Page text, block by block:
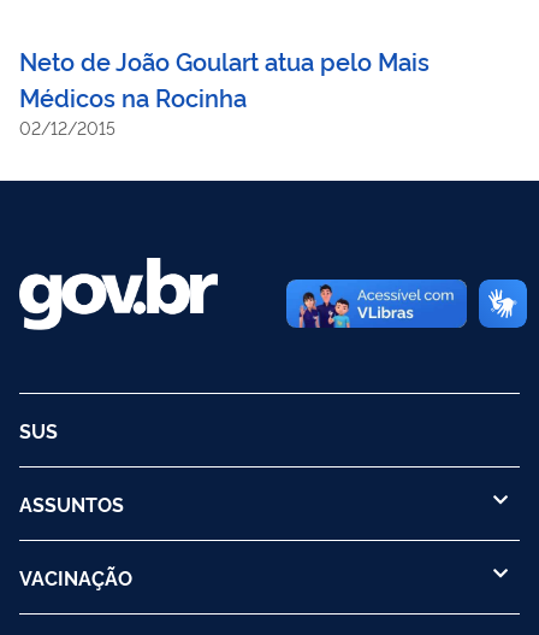
Neto de João Goulart atua pelo Mais
Médicos na Rocinha
02/12/2015
SUS
ASSUNTOS
VACINAÇÃO